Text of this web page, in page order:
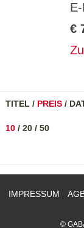
€
TITEL / PREIS /
10 / 20 / 50
IMPRESSUM
©